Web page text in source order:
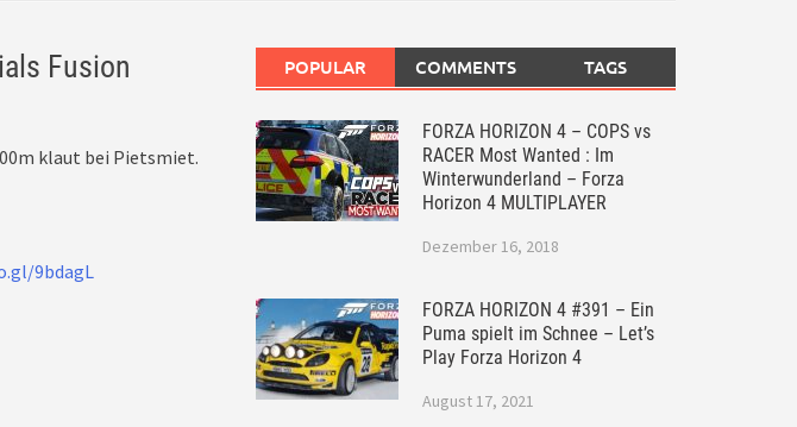
Fusion
klaut bei Pietsmiet.
9bdagL
POPULAR COMMENTS TAGS
FORZA HORIZON 4 – COPS vs
RACER Most Wanted : Im
Winterwunderland – Forza
Horizon 4 MULTIPLAYER
Dezember 16, 2018
FORZA HORIZON 4 #391 – Ein
Puma spielt im Schnee – Let’s
Play Forza Horizon 4
August 17, 2021